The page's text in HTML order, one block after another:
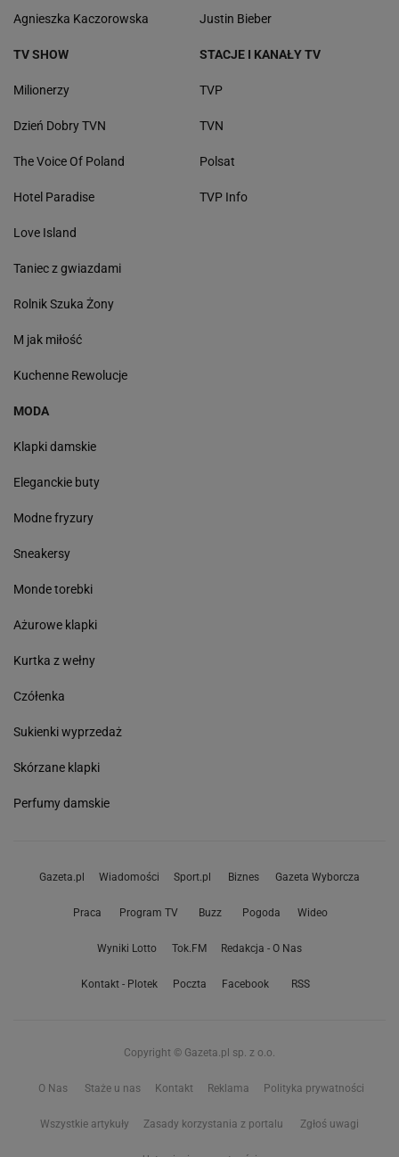
Agnieszka Kaczorowska Justin Bieber
TV SHOW
Milionerzy
Dzień Dobry TVN
The Voice Of Poland
Hotel Paradise
Love Island
Taniec z gwiazdami
Rolnik Szuka Żony
M jak miłość
Kuchenne Rewolucje
STACJE I KANAŁY TV
TVP
TVN
Polsat
TVP Info
MODA
Klapki damskie
Eleganckie buty
Modne fryzury
Sneakersy
Monde torebki
Ażurowe klapki
Kurtka z wełny
Czółenka
Sukienki wyprzedaż
Skórzane klapki
Perfumy damskie
Gazeta.pl Wiadomości Sport.pl Biznes Gazeta Wyborcza
Praca Program TV Buzz Pogoda Wideo
Wyniki Lotto Tok.FM Redakcja - O Nas
Kontakt - Plotek Poczta Facebook RSS
Copyright © Gazeta.pl sp. z o.o.
O Nas Staże u nas Kontakt Reklama Polityka prywatności
Wszystkie artykuły Zasady korzystania z portalu Zgłoś uwagi